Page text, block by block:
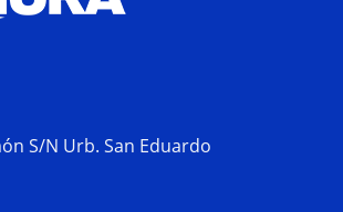
S/N Urb. San Eduardo